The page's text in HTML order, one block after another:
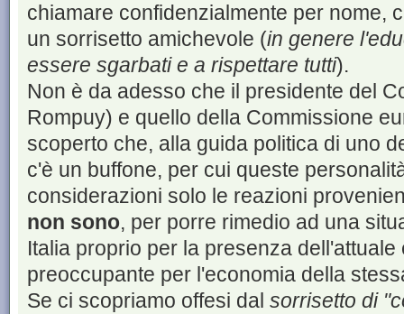
chiamare confidenzialmente per nome,
un sorrisetto amichevole (in genere
essere sgarbati e a rispettare tutti).
Non è da adesso che il presidente del
Rompuy) e quello della Commissione
scoperto che, alla guida politica di uno
c'è un buffone, per cui queste
considerazioni solo le reazioni
non sono, per porre rimedio ad una
Italia proprio per la presenza
preoccupante per l'economia della
Se ci scopriamo offesi dal sorrisetto di